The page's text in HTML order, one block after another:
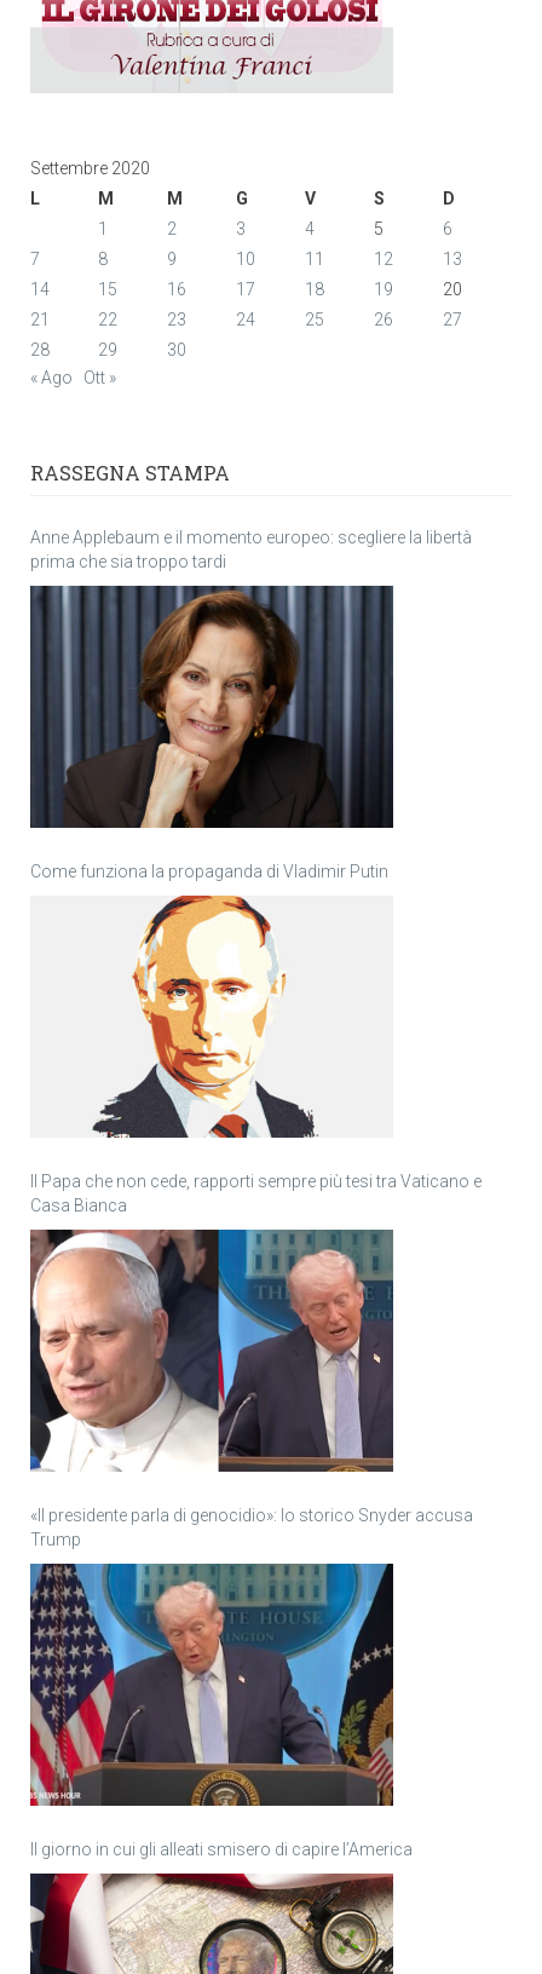
Settembre 2020
L
M M G V S
D
1
2 3 4 5
6
7
8 9 10 11 12
13
14
15 16 17 18 19
20
21
22 23 24 25 26
27
28
29
30
« Ago
Ott »
RASSEGNA STAMPA
Anne Applebaum e il momento europeo: scegliere la libertà
prima che sia troppo tardi
Come funziona la propaganda di Vladimir Putin
Il Papa che non cede, rapporti sempre più tesi tra Vaticano e
Casa Bianca
«Il presidente parla di genocidio»: lo storico Snyder accusa
Trump
Il giorno in cui gli alleati smisero di capire l’America